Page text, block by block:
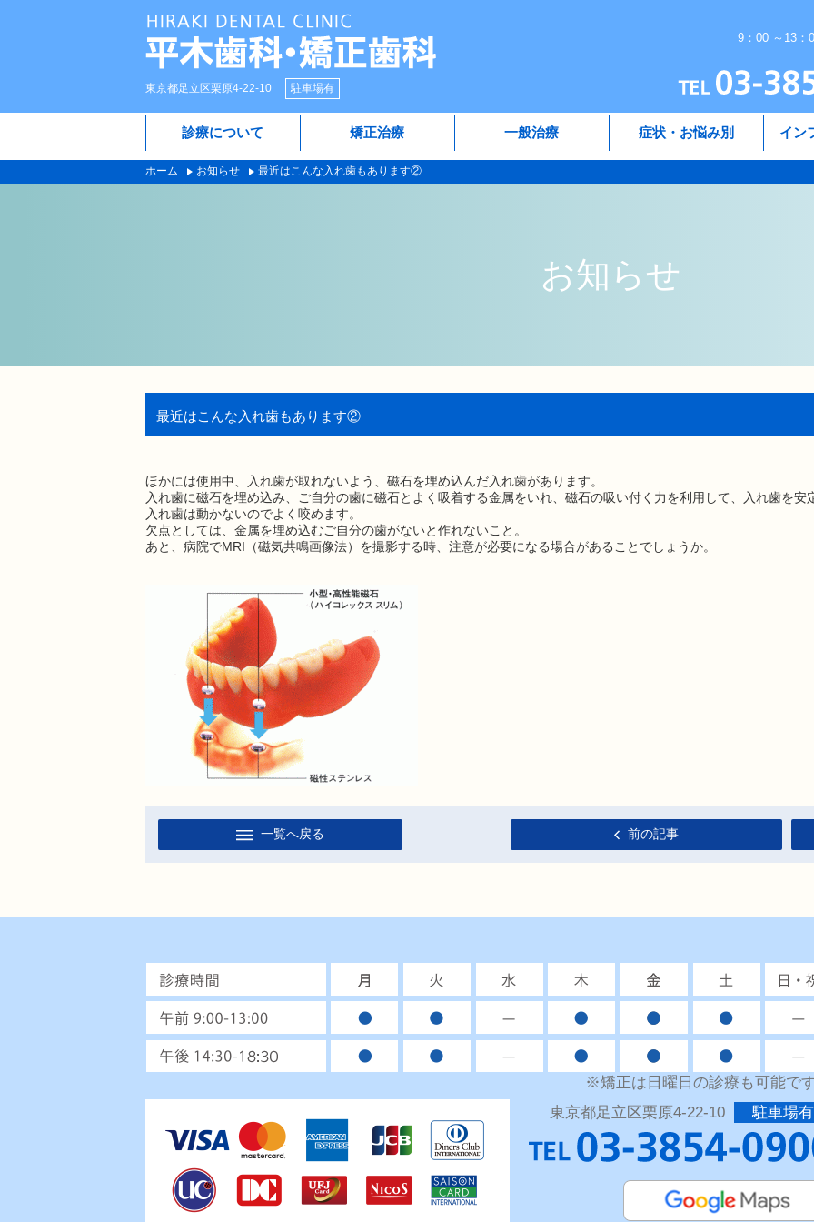
東京都足立区栗原4-22-10 駐車場有
9：00 ～13：
診療について 矯正治療 一般治療 症状・お悩み別 イン
ホーム お知らせ 最近はこんな入れ歯もあります②
お知らせ
最近はこんな入れ歯もあります②
ほかには使用中、入れ歯が取れないよう、磁石を埋め込んだ入れ歯があります。
入れ歯に磁石を埋め込み、ご自分の歯に磁石とよく吸着する金属をいれ、磁石の吸い付く力を利用して、入れ歯を安
入れ歯は動かないのでよく咬めます。
欠点としては、金属を埋め込むご自分の歯がないと作れないこと。
あと、病院でMRI（磁気共鳴画像法）を撮影する時、注意が必要になる場合があることでしょうか。
一覧へ戻る 前の記事
※矯正は日曜日の診療も可能です
東京都足立区栗原4-22-10
駐車場有